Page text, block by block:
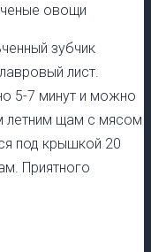
овощи
зубчик
лист.
5-7 минут и можно
летним щам с мясом
под крышкой 20
Приятного